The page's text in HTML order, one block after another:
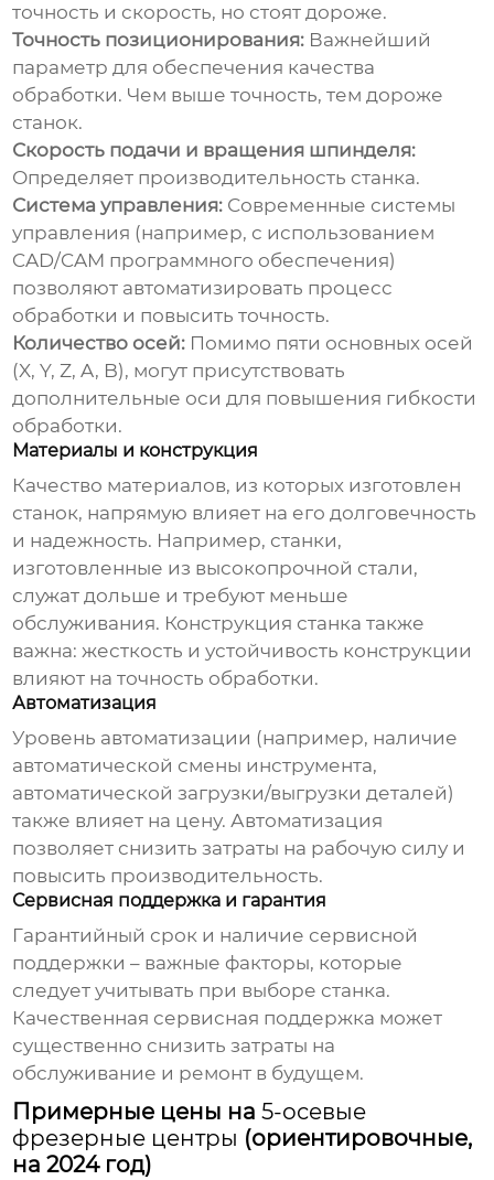
точность и скорость, но стоят дороже.
Точность позиционирования: Важнейший
параметр для обеспечения качества
обработки. Чем выше точность, тем дороже
станок.
Скорость подачи и вращения шпинделя:
Определяет производительность станка.
Система управления: Современные системы
управления (например, с использованием
CAD/CAM программного обеспечения)
позволяют автоматизировать процесс
обработки и повысить точность.
Количество осей: Помимо пяти основных осей
(X, Y, Z, A, B), могут присутствовать
дополнительные оси для повышения гибкости
обработки.
Материалы и конструкция
Качество материалов, из которых изготовлен
станок, напрямую влияет на его долговечность
и надежность. Например, станки,
изготовленные из высокопрочной стали,
служат дольше и требуют меньше
обслуживания. Конструкция станка также
важна: жесткость и устойчивость конструкции
влияют на точность обработки.
Автоматизация
Уровень автоматизации (например, наличие
автоматической смены инструмента,
автоматической загрузки/выгрузки деталей)
также влияет на цену. Автоматизация
позволяет снизить затраты на рабочую силу и
повысить производительность.
Сервисная поддержка и гарантия
Гарантийный срок и наличие сервисной
поддержки – важные факторы, которые
следует учитывать при выборе станка.
Качественная сервисная поддержка может
существенно снизить затраты на
обслуживание и ремонт в будущем.
Примерные цены на5-осевые
фрезерные центры (ориентировочные,
на 2024 год)